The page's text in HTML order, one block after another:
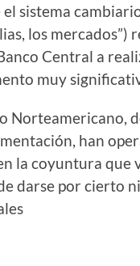
sistema
los mercados”)
Central a
muy
Norteamericano,
han
la coyuntura que
darse por cierto